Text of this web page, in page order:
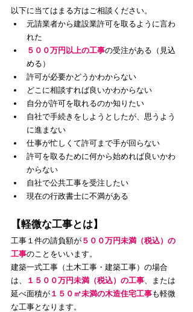
以下に当てはまる方はご相談ください。
元請業者から建設業許可を取るように言わ
れた
５００万円以上の工事の受注がある（見込
める）
許可が必要かどうかわからない
どこに相談すれば良いかわからない
​自分が許可を取れるのか知りたい
自社で手続きをしようとしたが、思うよう
に進まない
仕事が忙しくて許可まで手が回らない
許可を取るために何から始めれば良いかわ
からない
自社で公共工事を受注したい
現在の行政書士に不満がある
【軽微な工事とは】
工事１件の請負額が ５００万円未満（税込）の
工事のことをいいます。
建築一式工事（土木工事・建築工事）の場合
は、
１５００万円未満（税込）の工事、または
延べ面積が １５０㎡未満の木造住宅工事も軽微
な工事となります。